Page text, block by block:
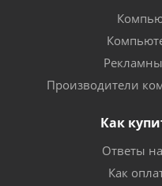
Производители
Как
Ответы
Как